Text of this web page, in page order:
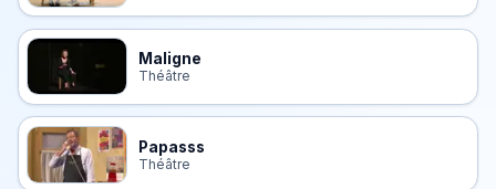
Maligne
Théâtre
Papasss
Théâtre